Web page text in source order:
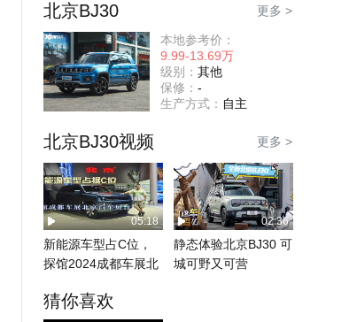
北京BJ30 更多 >
本地参考价：
9.99-13.69万
级别： 其他
保修： -
生产方式： 自主
北京BJ30视频 更多 >
05:18
新能源车型占C位，
探馆2024成都车展北
02:36
静态体验北京BJ30 可
城可野又可营
猜你喜欢